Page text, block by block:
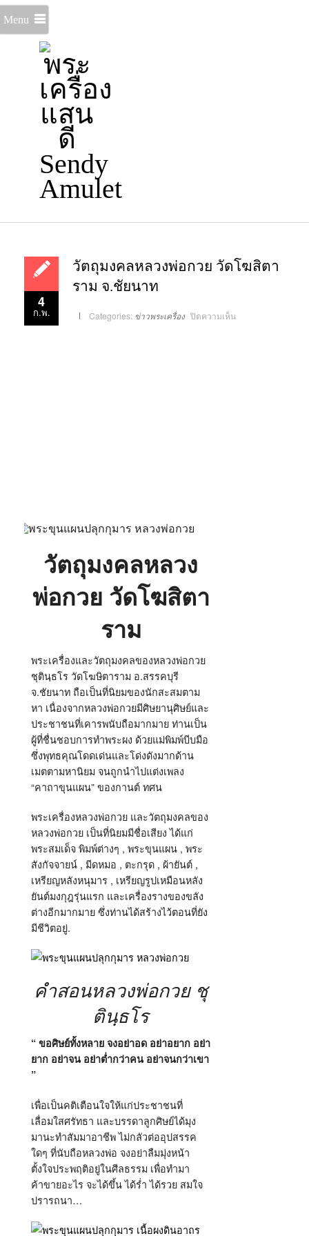
Menu
4
ก.พ.
วัตถุมงคลหลวงพ่อกวย วัดโฆสิตา
ราม จ.ชัยนาท
Categories: ข่าวพระเครื่อง ปิดความเห็นบน
วัตถุ
วัตถุมงคลหลวง
พ่อกวย วัดโฆสิตา
ราม
พระเครื่องและวัตถุมงคลของหลวงพ่อกวย
ชุตินฺธโร วัดโฆษิตาราม อ.สรรคบุรี
จ.ชัยนาท ถือเป็นที่นิยมของนักสะสมตาม
หา เนื่องจากหลวงพ่อกวยมีศิษยานุศิษย์และ
ประชาชนที่เคารพนับถือมากมาย ท่านเป็น
ผู้ที่ชื่นชอบการทำพระผง ด้วยแม่พิมพ์บีบมือ
ซึ่งพุทธคุณโดดเด่นและโด่งดังมากด้าน
เมตตามหานิยม จนถูกนำไปแต่งเพลง
“คาถาขุนแผน” ของกานต์ ทศน
พระเครื่องหลวงพ่อกวย และวัตถุมงคลของ
หลวงพ่อกวย เป็นที่นิยมมีชื่อเสียง ได้แก่
พระสมเด็จ พิมพ์ต่างๆ , พระขุนแผน , พระ
สังกัจจายน์ , มีดหมอ , ตะกรุด , ผ้ายันต์ ,
เหรียญหลังหนุมาร , เหรียญรูปเหมือนหลัง
ยันต์มงกุฎรุ่นแรก และเครื่องรางของขลัง
ต่างอีกมากมาย ซึ่งท่านได้สร้างไว้ตอนที่ยัง
มีชีวิตอยู่.
คำสอนหลวงพ่อกวย ชุ
ตินฺธโร
“ ขอศิษย์ทั้งหลาย จงอย่าอด อย่าอยาก อย่า
ยาก อย่าจน อย่าต่ำกว่าคน อย่าจนกว่าเขา
”
เพื่อเป็นคติเตือนใจให้แก่ประชาชนที่
เลื่อมใสศรัทธา และบรรดาลูกศิษย์ได้มุง
มานะทำสัมมาอาชีพ ไม่กลัวต่ออุปสรรค
ใดๆ ที่นับถือหลวงพ่อ จงอย่าลืมมุ่งหน้า
ตั้งใจประพฤติอยู่ในศีลธรรม เพื่อทำมา
ค้าขายอะไร จะได้ขึ้น ได้ร่ำ ได้รวย สมใจ
ปรารถนา…